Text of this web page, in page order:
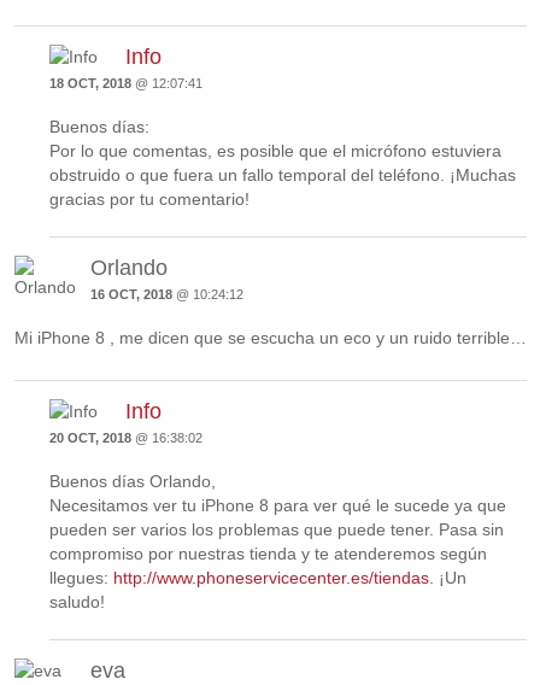
Info
18 OCT, 2018 @ 12:07:41
Buenos días:
Por lo que comentas, es posible que el micrófono estuviera
obstruido o que fuera un fallo temporal del teléfono. ¡Muchas
gracias por tu comentario!
Orlando
16 OCT, 2018@ 10:24:12
Mi iPhone 8 , me dicen que se escucha un eco y un ruido terrible…
Info
20 OCT, 2018 @ 16:38:02
Buenos días Orlando,
Necesitamos ver tu iPhone 8 para ver qué le sucede ya que
pueden ser varios los problemas que puede tener. Pasa sin
compromiso por nuestras tienda y te atenderemos según
llegues: http://www.phoneservicecenter.es/tiendas. ¡Un
saludo!
eva